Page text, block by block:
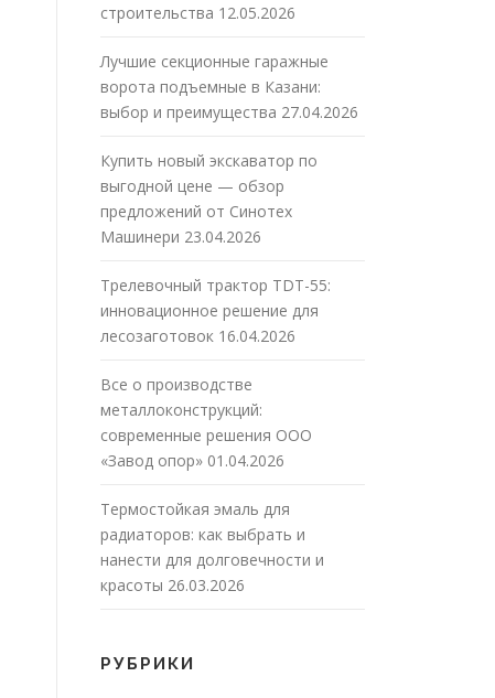
строительства 12.05.2026
Лучшие секционные гаражные
ворота подъемные в Казани:
выбор и преимущества 27.04.2026
Купить новый экскаватор по
выгодной цене — обзор
предложений от Синотех
Машинери 23.04.2026
Трелевочный трактор TDT-55:
инновационное решение для
лесозаготовок 16.04.2026
Все о производстве
металлоконструкций:
современные решения ООО
«Завод опор» 01.04.2026
Термостойкая эмаль для
радиаторов: как выбрать и
нанести для долговечности и
красоты 26.03.2026
РУБРИКИ